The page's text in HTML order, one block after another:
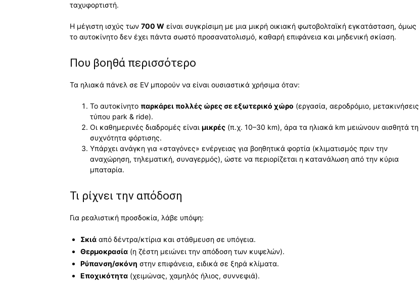
ταχυφορτιστή.
Η μέγιστη ισχύς των 700 W είναι συγκρίσιμη με μια μικρή οικιακή φωτοβολταϊκή εγκατάσταση, όμως
το αυτοκίνητο δεν έχει πάντα σωστό προσανατολισμό, καθαρή επιφάνεια και μηδενική σκίαση.
Που βοηθά περισσότερο
Τα ηλιακά πάνελ σε EV μπορούν να είναι ουσιαστικά χρήσιμα όταν:
Το αυτοκίνητο παρκάρει πολλές ώρες σε εξωτερικό χώρο (εργασία, αεροδρόμιο, μετακινήσεις
τύπου park & ride).
Οι καθημερινές διαδρομές είναι μικρές (π.χ. 10–30 km), άρα τα ηλιακά km μειώνουν αισθητά τη
συχνότητα φόρτισης.
Υπάρχει ανάγκη για «σταγόνες» ενέργειας για βοηθητικά φορτία (κλιματισμός πριν την
αναχώρηση, τηλεματική, συναγερμός), ώστε να περιορίζεται η κατανάλωση από την κύρια
μπαταρία.
Τι ρίχνει την απόδοση
Για ρεαλιστική προσδοκία, λάβε υπόψη:
Σκιά από δέντρα/κτίρια και στάθμευση σε υπόγεια.
Θερμοκρασία (η ζέστη μειώνει την απόδοση των κυψελών).
Ρύπανση/σκόνη στην επιφάνεια, ειδικά σε ξηρά κλίματα.
Εποχικότητα (χειμώνας, χαμηλός ήλιος, συννεφιά).